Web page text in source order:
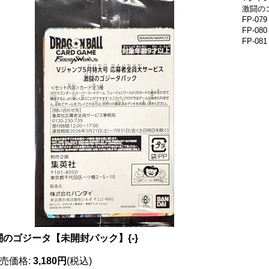
激闘の
FP-
FP-
FP-
のゴジータ【未開封パック】{-}
価格: 3,180円 (税込)